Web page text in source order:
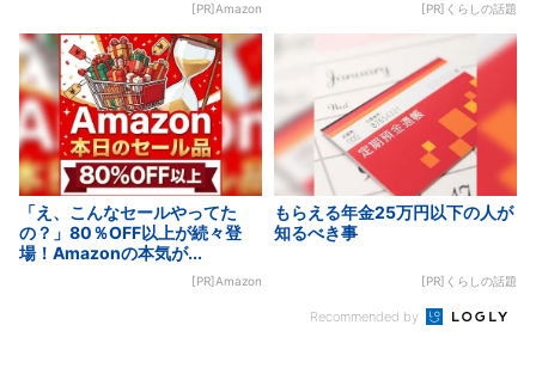
[PR]Amazon [PR]くらしの話題
「え、こんなセールやってた
の？」80％OFF以上が続々登
場！Amazonの本気が...
[PR]Amazon
もらえる年金25万円以下の人が
知るべき事
[PR]くらしの話題
Recommended by